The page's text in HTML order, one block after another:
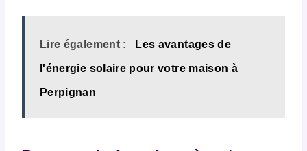
Lire également : Les avantages de
l'énergie solaire pour votre maison à
Perpignan